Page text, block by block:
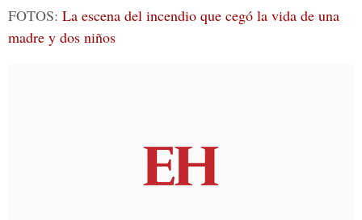
FOTOS: La escena del incendio que cegó la vida de una
madre y dos niños